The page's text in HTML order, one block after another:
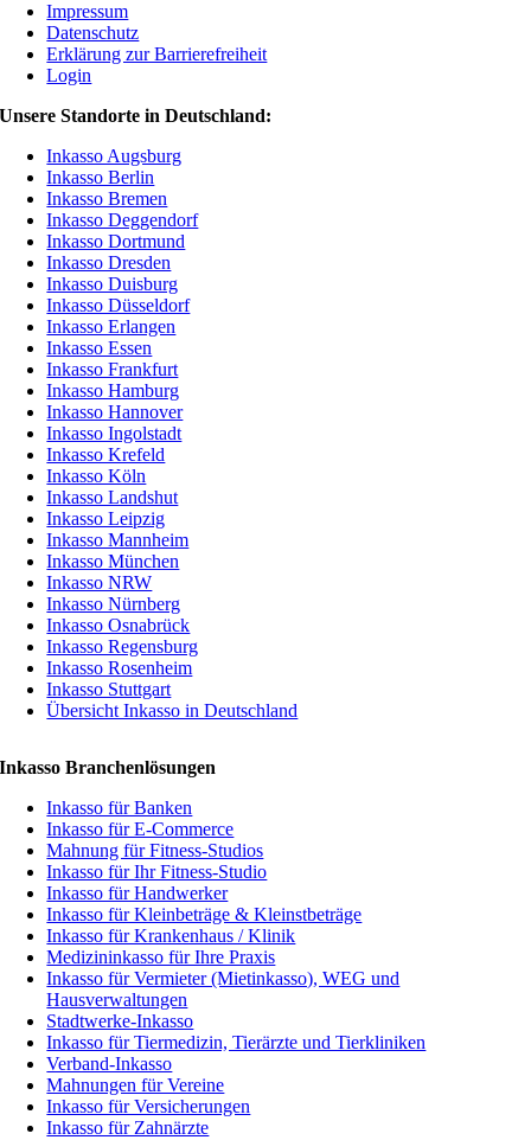
Impressum
Datenschutz
Erklärung zur Barrierefreiheit
Login
Unsere Standorte in Deutschland:
Inkasso Augsburg
Inkasso Berlin
Inkasso Bremen
Inkasso Deggendorf
Inkasso Dortmund
Inkasso Dresden
Inkasso Duisburg
Inkasso Düsseldorf
Inkasso Erlangen
Inkasso Essen
Inkasso Frankfurt
Inkasso Hamburg
Inkasso Hannover
Inkasso Ingolstadt
Inkasso Krefeld
Inkasso Köln
Inkasso Landshut
Inkasso Leipzig
Inkasso Mannheim
Inkasso München
Inkasso NRW
Inkasso Nürnberg
Inkasso Osnabrück
Inkasso Regensburg
Inkasso Rosenheim
Inkasso Stuttgart
Übersicht Inkasso in Deutschland
Inkasso Branchenlösungen
Inkasso für Banken
Inkasso für E-Commerce
Mahnung für Fitness-Studios
Inkasso für Ihr Fitness-Studio
Inkasso für Handwerker
Inkasso für Kleinbeträge & Kleinstbeträge
Inkasso für Krankenhaus / Klinik
Medizininkasso für Ihre Praxis
Inkasso für Vermieter (Mietinkasso), WEG und
Hausverwaltungen
Stadtwerke-Inkasso
Inkasso für Tiermedizin, Tierärzte und Tierkliniken
Verband-Inkasso
Mahnungen für Vereine
Inkasso für Versicherungen
Inkasso für Zahnärzte